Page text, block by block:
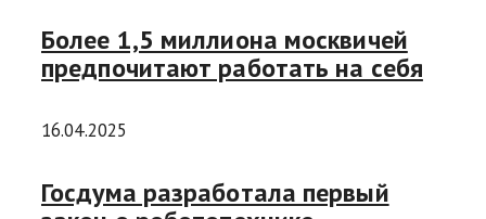
Более 1,5 миллиона москвичей
предпочитают работать на себя
16.04.2025
Госдума разработала первый